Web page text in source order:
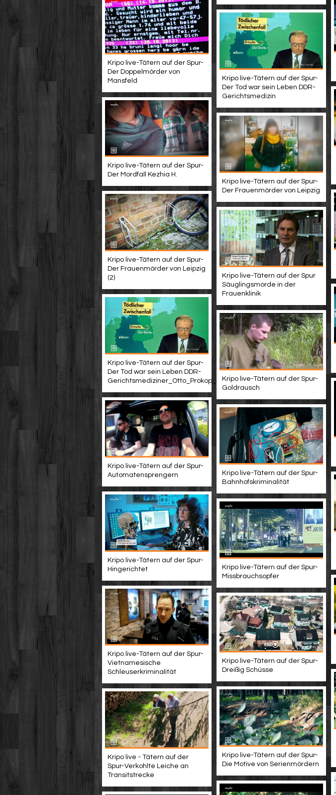
Kripo live-Tätern auf der Spur-
Der Doppelmörder von
Mansfeld
Kripo live-Tätern auf der Spur-
Der Tod war sein Leben DDR-
Gerichtsmedizin
Kripo live-Tätern auf der Spur-
Der Mordfall Kezhia H.
Kripo live-Tätern auf der Spur-
Der Frauenmörder von Leipzig
Kripo live-Tätern auf der Spur-
Der Frauenmörder von Leipzig
(2)
Kripo live-Tätern auf der Spur
Säuglingsmorde in der
Frauenklinik
Kripo live-Tätern auf der Spur-
Der Tod war sein Leben DDR-
Gerichtsmediziner_Otto_Prokop_(Audiodeskription)-1029227814
Kripo live-Tätern auf der Spur-
Goldrausch
Kripo live-Tätern auf der Spur-
Automatensprengern
Kripo live-Tätern auf der Spur-
Bahnhofskriminalität
Kripo live-Tätern auf der Spur-
Hingerichtet
Kripo live-Tätern auf der Spur-
Missbrauchsopfer
Kripo live-Tätern auf der Spur-
Vietnamesische
Schleuserkriminalität
Kripo live-Tätern auf der Spur-
Dreißig Schüsse
Kripo live-Tätern auf der Spur-
Die Motive von Serienmördern
Kripo live - Tätern auf der
Spur-Verkohlte Leiche an
Transitstrecke